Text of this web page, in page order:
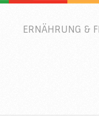
ERNÄHRUNG &